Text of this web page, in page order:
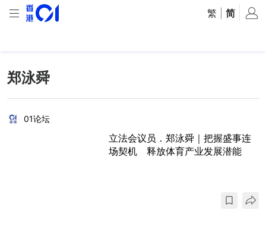
繁 简
郑泳舜
01论坛
立法会议员．郑泳舜｜把握盛事连
场契机 释放体育产业发展潜能